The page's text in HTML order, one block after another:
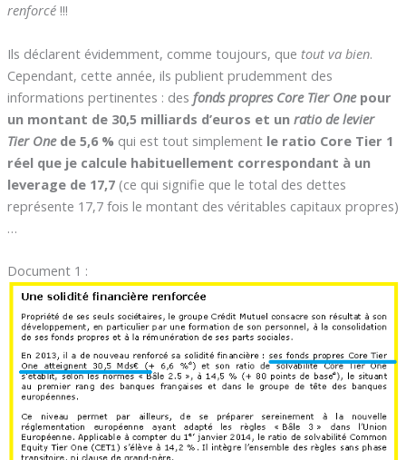
renforcé !!!
Ils déclarent évidemment, comme toujours, que tout va bien.
Cependant, cette année, ils publient prudemment des
informations pertinentes : des fonds propres Core Tier One pour
un montant de 30,5 milliards d’euros et un ratio de levier
Tier One de 5,6 % qui est tout simplement le ratio Core Tier 1
réel que je calcule habituellement correspondant à un
leverage de 17,7 (ce qui signifie que le total des dettes
représente 17,7 fois le montant des véritables capitaux propres)
…
Document 1 :